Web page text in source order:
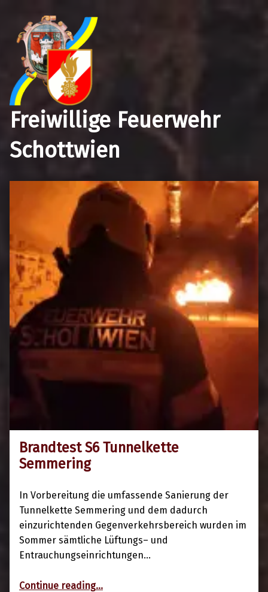
Freiwillige Feuerwehr
Schottwien
Brandtest S6 Tunnelkette
Semmering
In Vorbereitung die umfassende Sanierung der
Tunnelkette Semmering und dem dadurch
einzurichtenden Gegenverkehrsbereich wurden im
Sommer sämtliche Lüftungs– und
Entrauchungseinrichtungen…
Continue reading…
14. November 2024